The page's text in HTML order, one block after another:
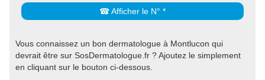
☎ Afficher le N° *
Vous connaissez un bon dermatologue à Montlucon qui
devrait être sur SosDermatologue.fr ? Ajoutez le simplement
en cliquant sur le bouton ci-dessous.